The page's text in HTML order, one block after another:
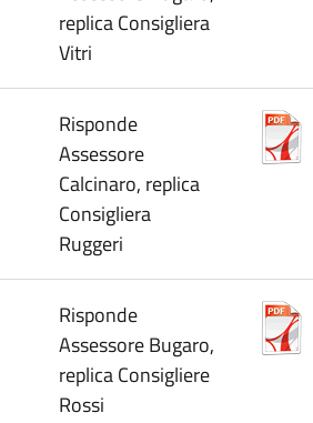
replica Consigliera
Vitri
Risponde
Assessore
Calcinaro, replica
Consigliera
Ruggeri
Risponde
Assessore Bugaro,
replica Consigliere
Rossi